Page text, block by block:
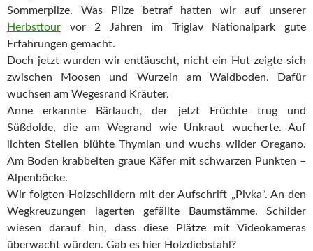
Sommerpilze. Was Pilze betraf hatten wir auf unserer
Herbsttour vor 2 Jahren im Triglav Nationalpark gute
Erfahrungen gemacht.
Doch jetzt wurden wir enttäuscht, nicht ein Hut zeigte sich
zwischen Moosen und Wurzeln am Waldboden. Dafür
wuchsen am Wegesrand Kräuter.
Anne erkannte Bärlauch, der jetzt Früchte trug und
Süßdolde, die am Wegrand wie Unkraut wucherte. Auf
lichten Stellen blühte Thymian und wuchs wilder Oregano.
Am Boden krabbelten graue Käfer mit schwarzen Punkten –
Alpenböcke.
Wir folgten Holzschildern mit der Aufschrift „Pivka“. An den
Wegkreuzungen lagerten gefällte Baumstämme. Schilder
wiesen darauf hin, dass diese Plätze mit Videokameras
überwacht würden. Gab es hier Holzdiebstahl?